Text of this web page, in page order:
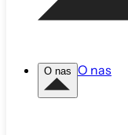
O nas O nas